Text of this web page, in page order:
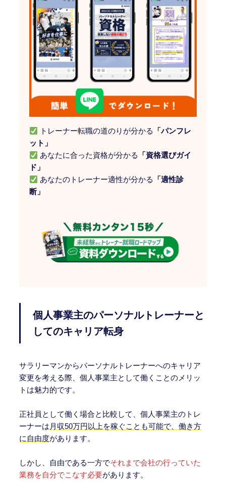
トレーナー転職の道のりが分かる
「パンフレ
ット」
あなたに合った資格が分かる
「資格選びガイ
ド」
あなたのトレーナー適性が分かる
「適性診
断」
個人事業主のパーソナルトレーナーと
してのキャリア転身
サラリーマンからパーソナルトレーナーへのキャリア
変更を考える際、個人事業主として働くことのメリッ
トは魅力的です。
正社員として働く場合と比較して、個人事業主のトレ
ーナーは 月収50万円以上を稼ぐことも可能で、働き方
に自由度があります。
しかし、自由である一方でそれまで会社の行っていた
業務を自分でこなす必要があります。